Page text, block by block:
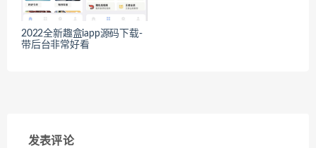
2022全新趣盒iapp源码下载-
带后台非常好看
发表评论